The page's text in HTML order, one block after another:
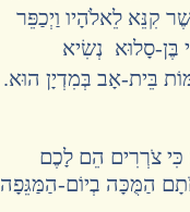
קִנֵּא לֵאלֹהָיו וַיְכַפֵּר
סָלוּא נְשִׂיא
בֵּית-אָב בְּמִדְיָן הוּא.
כִּי צֹרְרִים הֵם לָכֶם
הַמֻּכָּה בְיוֹם-הַמַּגֵּפָה